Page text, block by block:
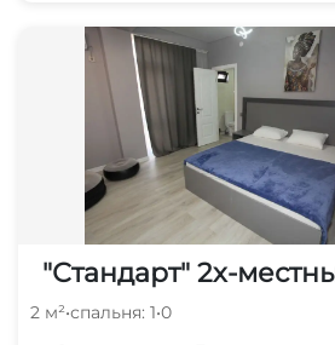
"Стандарт" 2х-
2 м²•спальня: 1•0